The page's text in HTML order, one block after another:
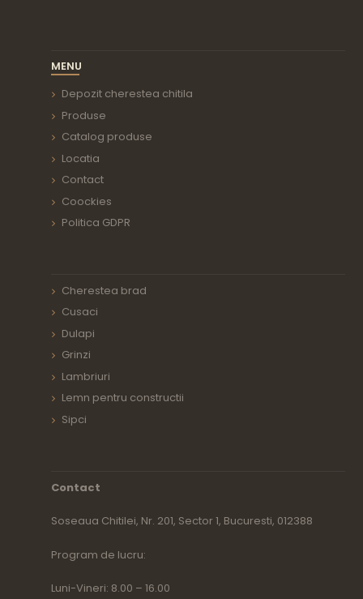
MENU
Depozit cherestea chitila
Produse
Catalog produse
Locatia
Contact
Coockies
Politica GDPR
Cherestea brad
Cusaci
Dulapi
Grinzi
Lambriuri
Lemn pentru constructii
Sipci
Contact
Soseaua Chitilei, Nr. 201, Sector 1, Bucuresti, 012388
Program de lucru:
Luni-Vineri: 8.00 – 16.00